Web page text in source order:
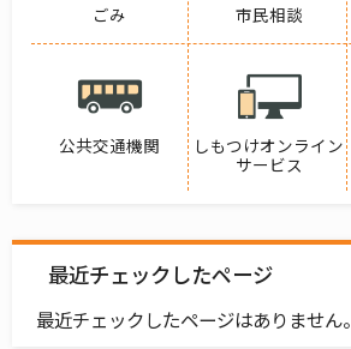
ごみ 市民相談
公共交通機関
しもつけオンライン
サービス
最近チェックしたページ
最近チェックしたページはありません。